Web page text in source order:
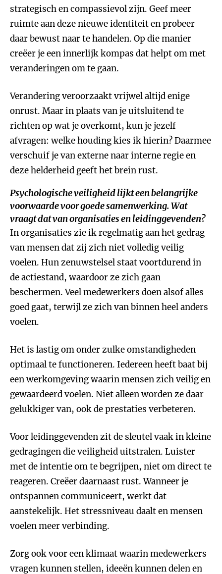
strategisch en compassievol zijn. Geef meer
ruimte aan deze nieuwe identiteit en probeer
daar bewust naar te handelen. Op die manier
creëer je een innerlijk kompas dat helpt om met
veranderingen om te gaan.
Verandering veroorzaakt vrijwel altijd enige
onrust. Maar in plaats van je uitsluitend te
richten op wat je overkomt, kun je jezelf
afvragen: welke houding kies ik hierin? Daarmee
verschuif je van externe naar interne regie en
deze helderheid geeft het brein rust.
Psychologische veiligheid lijkt een belangrijke
voorwaarde voor goede samenwerking. Wat
vraagt dat van organisaties en leidinggevenden?
In organisaties zie ik regelmatig aan het gedrag
van mensen dat zij zich niet volledig veilig
voelen. Hun zenuwstelsel staat voortdurend in
de actiestand, waardoor ze zich gaan
beschermen. Veel medewerkers doen alsof alles
goed gaat, terwijl ze zich van binnen heel anders
voelen.
Het is lastig om onder zulke omstandigheden
optimaal te functioneren. Iedereen heeft baat bij
een werkomgeving waarin mensen zich veilig en
gewaardeerd voelen. Niet alleen worden ze daar
gelukkiger van, ook de prestaties verbeteren.
Voor leidinggevenden zit de sleutel vaak in kleine
gedragingen die veiligheid uitstralen. Luister
met de intentie om te begrijpen, niet om direct te
reageren. Creëer daarnaast rust. Wanneer je
ontspannen communiceert, werkt dat
aanstekelijk. Het stressniveau daalt en mensen
voelen meer verbinding.
Zorg ook voor een klimaat waarin medewerkers
vragen kunnen stellen, ideeën kunnen delen en